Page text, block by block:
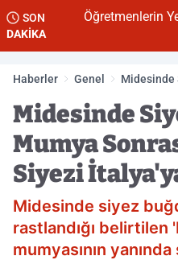
SON
DAKİKA
Öğretmenlerin Yer
Haberler Genel
Midesinde
Midesinde
Mumya
Siyezi
Midesinde siyez
rastlandığı belirtilen
mumyasının